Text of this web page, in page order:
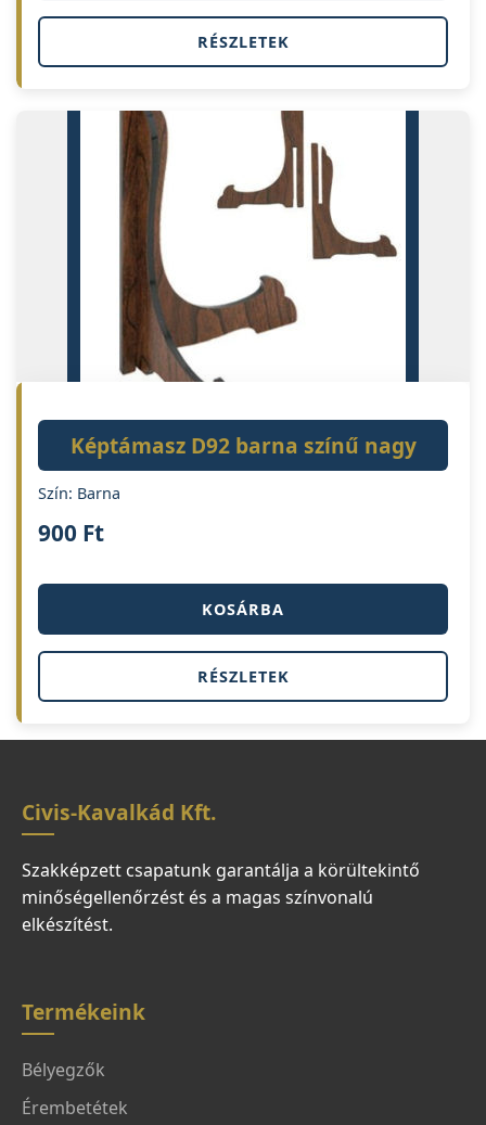
RÉSZLETEK
Képtámasz D92 barna színű nagy
Szín: Barna
900 Ft
KOSÁRBA
RÉSZLETEK
Civis-Kavalkád Kft.
Szakképzett csapatunk garantálja a körültekintő
minőségellenőrzést és a magas színvonalú
elkészítést.
Termékeink
Bélyegzők
Érembetétek